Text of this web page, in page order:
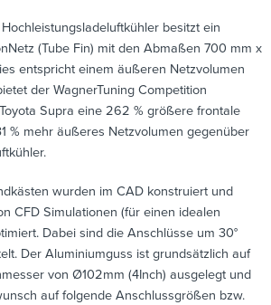
Hochleistungsladeluftkühler besitzt ein
(Tube Fin) mit den Abmaßen 700 mm x
entspricht einem äußeren Netzvolumen
der WagnerTuning Competition
Supra eine 262 % größere frontale
% mehr äußeres Netzvolumen gegenüber
wurden im CAD konstruiert und
CFD Simulationen (für einen idealen
Dabei sind die Anschlüsse um 30°
Der Aluminiumguss ist grundsätzlich auf
von Ø102mm (4Inch) ausgelegt und
auf folgende Anschlussgrößen bzw.